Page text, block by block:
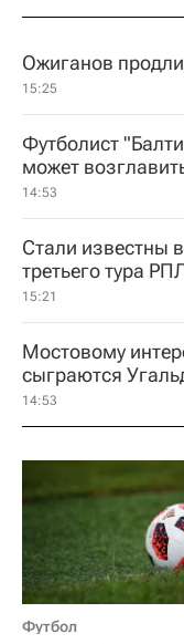
Ожиганов
15:25
Футболист
может
14:53
Стали известны
третьего тура
15:21
Мостовому
сыграются
14:53
Футбол